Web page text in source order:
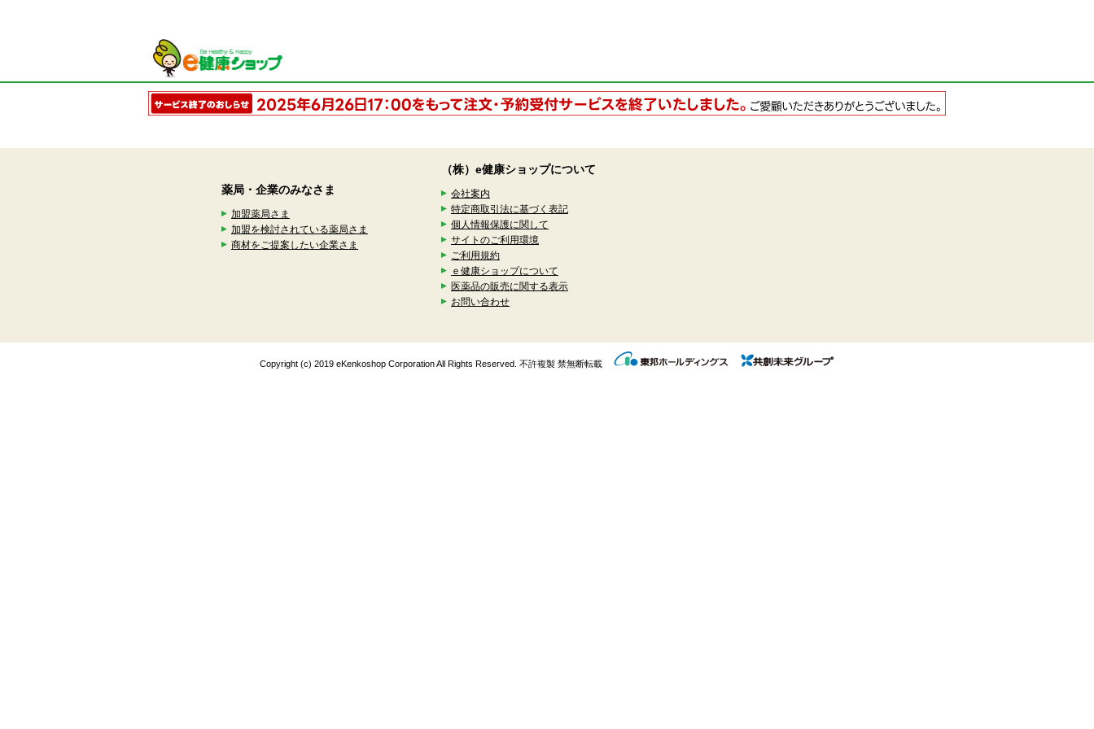
薬局・企業のみなさま
加盟薬局さま
加盟を検討されている薬局さま
商材をご提案したい企業さま
（株）e健康ショップについて
会社案内
特定商取引法に基づく表記
個人情報保護に関して
サイトのご利用環境
ご利用規約
ｅ健康ショップについて
医薬品の販売に関する表示
お問い合わせ
Copyright (c) 2019 eKenkoshop Corporation All Rights Reserved. 不許複製 禁無断転載